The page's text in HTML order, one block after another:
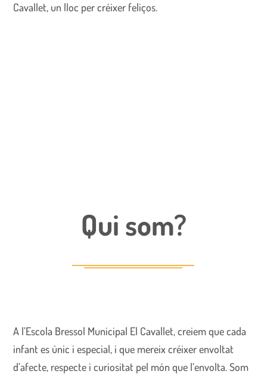
Cavallet, un lloc per créixer feliços.
Qui som?
A l’Escola Bressol Municipal El Cavallet, creiem que cada
infant es únic i especial, i que mereix créixer envoltat
d’afecte, respecte i curiositat pel món que l’envolta. Som